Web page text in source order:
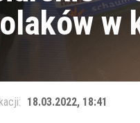
w
18.03.2022, 18:41